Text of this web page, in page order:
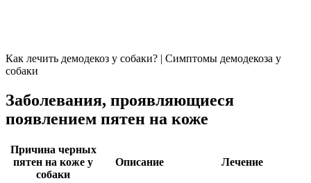
Как лечить демодекоз у собаки? | Симптомы демодекоза у
собаки
Заболевания, проявляющиеся
появлением пятен на коже
Причина черных
пятен на коже у
собаки
Описание Лечение